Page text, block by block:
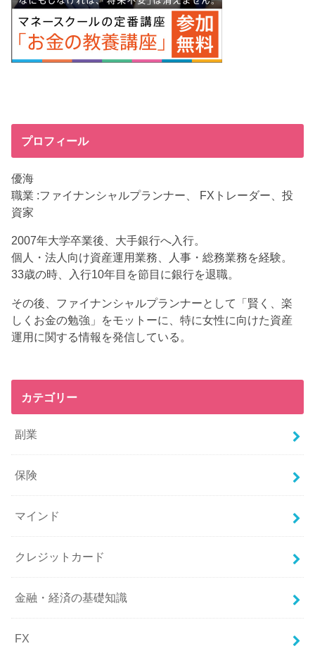
プロフィール
優海
職業 :ファイナンシャルプランナー、 FXトレーダー、投
資家
2007年大学卒業後、大手銀行へ入行。
個人・法人向け資産運用業務、人事・総務業務を経験。
33歳の時、入行10年目を節目に銀行を退職。
その後、ファイナンシャルプランナーとして「賢く、楽
しくお金の勉強」をモットーに、特に女性に向けた資産
運用に関する情報を発信している。
カテゴリー
副業
保険
マインド
クレジットカード
金融・経済の基礎知識
FX